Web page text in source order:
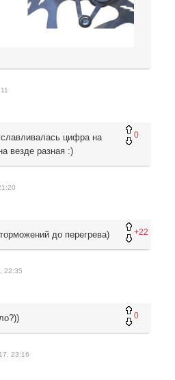
0
цифра на
везде разная :)
+22
до перегрева)
22:35
0
23:16